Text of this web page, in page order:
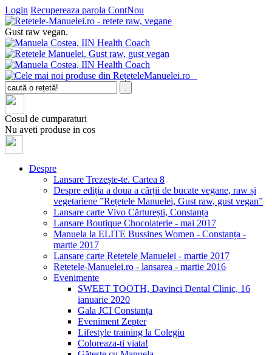
Login Recupereaza parola ContNou
Gust raw vegan.
Cosul de cumparaturi
Nu aveti produse in cos
Despre
Lansare Trezește-te. Cartea 8
Despre ediția a doua a cărții de bucate vegane, raw și
vegetariene ”Rețetele Manuelei, Gust raw, gust vegan”
Lansare carte Vivo Cărturești, Constanța
Lansare Boutique Chocolaterie - mai 2017
Manuela la ELITE Bussines Women - Constanța -
martie 2017
Lansare carte Retetele Manuelei - martie 2017
Retetele-Manuelei.ro - lansarea - martie 2016
Evenimente
SWEET TOOTH, Davinci Dental Clinic, 16
ianuarie 2020
Gala JCI Constanța
Eveniment Zepter
Lifestyle training la Colegiu
Coloreaza-ti viata!